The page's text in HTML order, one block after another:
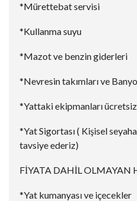
*Mürettebat servisi
*Kullanma suyu
*Mazot ve benzin giderleri
*Nevresin takımları ve
*Yattaki ekipmanları ücretsiz
*Yat Sigortası ( Kişisel
tavsiye ederiz)
FİYATA DAHİL OLMAYAN
*Yat kumanyası ve içecekler